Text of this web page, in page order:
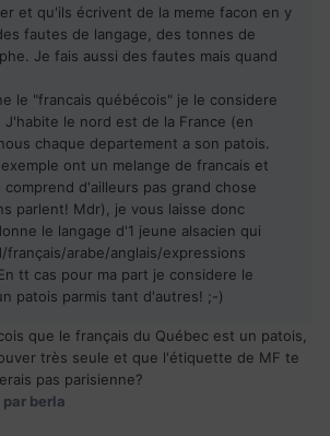
et qu'ils écrivent de la meme facon en y
fautes de langage, des tonnes de
Je fais aussi des fautes mais quand
le "francais québécois" je le considere
J'habite le nord est de la France (en
chaque departement a son patois.
ont un melange de francais et
comprend d'ailleurs pas grand chose
parlent! Mdr), je vous laisse donc
le langage d'1 jeune alsacien qui
français/arabe/anglais/expressions
tt cas pour ma part je considere le
patois parmis tant d'autres! ;-)
que le français du Québec est un patois,
très seule et que l'étiquette de MF te
pas parisienne?
par berla